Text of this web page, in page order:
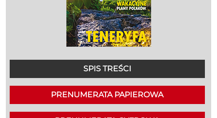
SPIS TREŚCI
PRENUMERATA PAPIEROWA